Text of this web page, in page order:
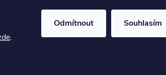
.
Odmítnout Souhlasím